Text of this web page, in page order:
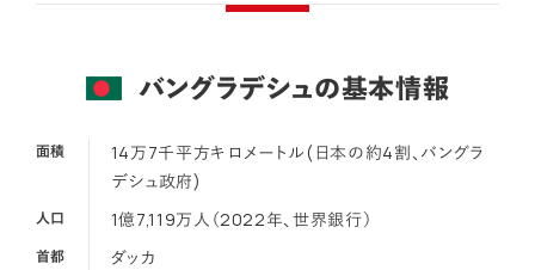
バングラデシュの基本情報
面積
14万7千平方キロメートル(日本の約4割、バングラ
デシュ政府)
人口 1億7,119万人（2022年、世界銀行）
首都 ダッカ